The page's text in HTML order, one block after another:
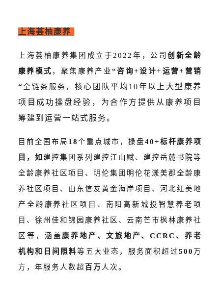
上海荟柚康养
上海荟柚康养集团成立于2022年，公司创新全龄
康养模式 ，聚焦康养产业“咨询+设计+运营+营销
“全链条服务， 核心团队平均10年以上大型康养
项目成功操盘经验，为合作方提供从康养项目
筹建到运营一站式服务。
目前全国布局 18个重点城市，操盘40+标杆康养项
目，如 建控集团系列建控江山赋、建控岳麓书院等
全龄康养社区项目、
明伦集团明伦花漾美郡全龄康
养社区项目、 山东信友黄金海岸项目、 河北红美地
产全龄康养社区项目、 南阳高新城投智慧养老项
目、徐州佳和锦园康养社区、云南芒市枫林康养社
区等，涵盖 康养地产、文旅地产、CCRC、养老
机构和日间照料等五大业态，服务面积超过500 万
方，年服务人数超 百万 人次。